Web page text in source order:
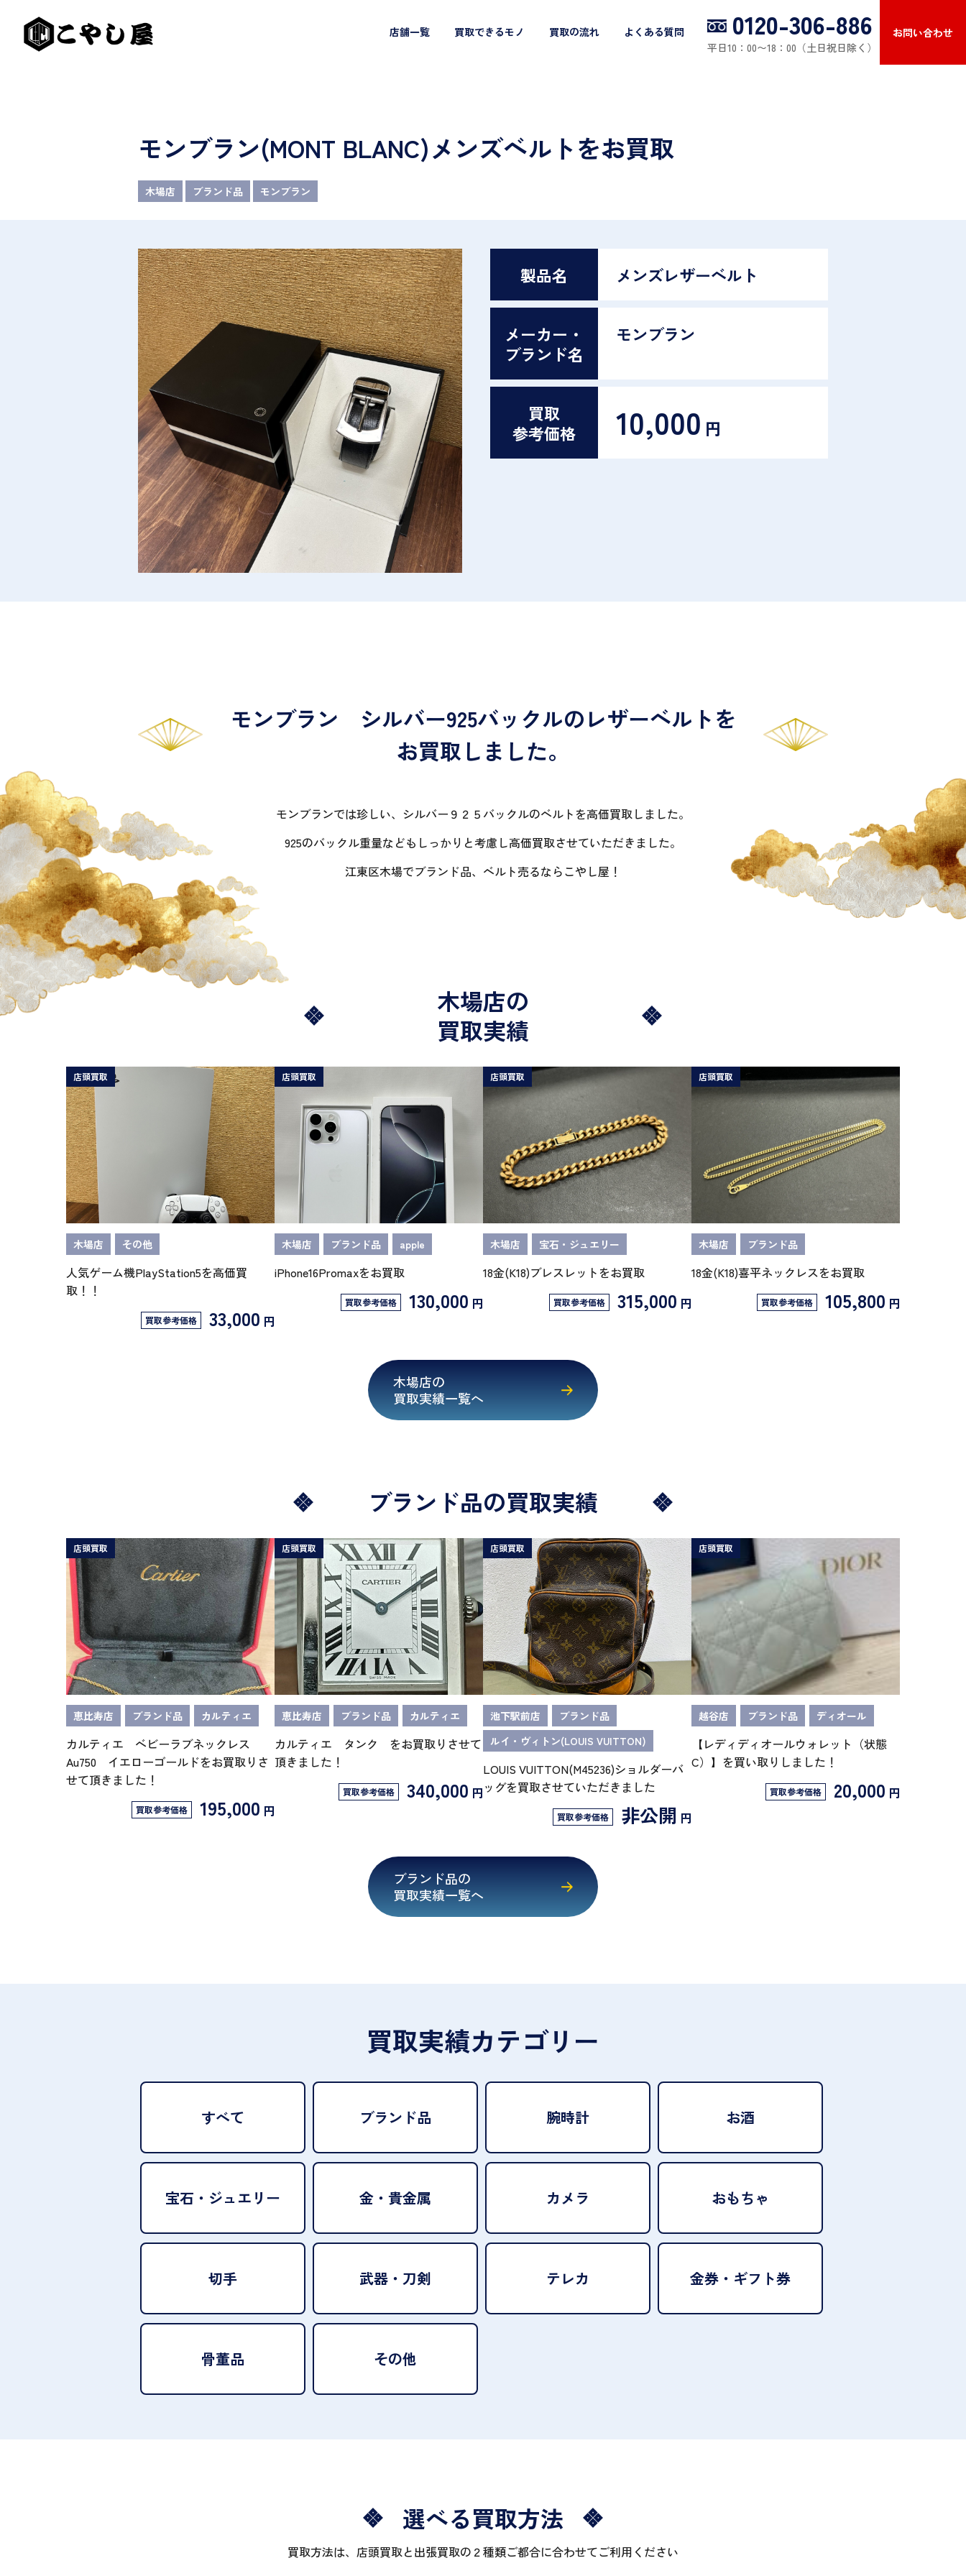
店舗一覧 買取できるモノ 買取の流れ よくある質問 0120-306-886
平日10：00〜18：00（土日祝日除く）
お問い合わせ
モンブラン(MONT BLANC)メンズベルトをお買取
木場店 ブランド品 モンブラン
製品名 メンズレザーベルト
メーカー・
ブランド名
モンブラン
買取
参考価格
10,000 円
モンブラン シルバー925バックルのレザーベルトを
お買取しました。
モンブランでは珍しい、シルバー９２５バックルのベルトを高価買取しました。
925のバックル重量などもしっかりと考慮し高価買取させていただきました。
江東区木場でブランド品、ベルト売るならこやし屋！
木場店の
買取実績
店頭買取
木場店 その他
人気ゲーム機PlayStation5を高価買
取！！
買取参考価格 33,000 円
店頭買取
木場店 ブランド品 apple
iPhone16Promaxをお買取
買取参考価格 130,000 円
店頭買取
木場店 宝石・ジュエリー
18金(K18)ブレスレットをお買取
買取参考価格 315,000 円
店頭買取
木場店 ブランド品
18金(K18)喜平ネックレスをお買取
買取参考価格 105,800 円
木場店の
買取実績一覧へ
ブランド品の買取実績
店頭買取
恵比寿店 ブランド品 カルティエ
カルティエ ベビーラブネックレス
Au750 イエローゴールドをお買取りさ
せて頂きました！
買取参考価格 195,000 円
店頭買取
恵比寿店 ブランド品 カルティエ
カルティエ タンク をお買取りさせて
頂きました！
買取参考価格 340,000 円
店頭買取
池下駅前店
ブランド品
ルイ・ヴィトン(LOUIS VUITTON)
LOUIS VUITTON(M45236)ショルダーバ
ッグを買取させていただきました
買取参考価格 非公開 円
店頭買取
越谷店 ブランド品 ディオール
【レディディオールウォレット（状態
C）】を買い取りしました！
買取参考価格 20,000 円
ブランド品の
買取実績一覧へ
買取実績カテゴリー
すべて ブランド品 腕時計 お酒
宝石・ ジュエリー 金・貴金属 カメラ おもちゃ
切手 武器・刀剣 テレカ 金券・ギフト券
骨董品 その他
選べる買取方法
買取方法は、店頭買取と出張買取の２種類ご都合に合わせてご利用ください